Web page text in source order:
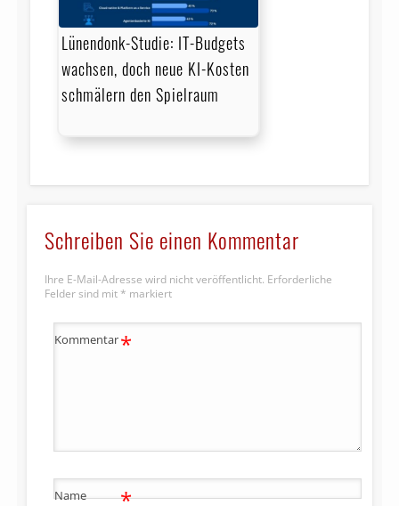
Lünendonk-Studie: IT-Budgets
wachsen, doch neue KI-Kosten
schmälern den Spielraum
Schreiben Sie einen Kommentar
Ihre E-Mail-Adresse wird nicht veröffentlicht. Erforderliche
Felder sind mit * markiert
Kommentar*
Name *